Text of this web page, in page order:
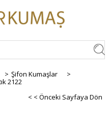
> Şifon Kumaşlar
>
2122
< < Önceki Sayfaya Dön